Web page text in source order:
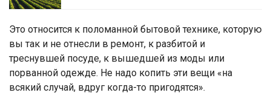
Это относится к поломанной бытовой технике, которую
вы так и не отнесли в ремонт, к разбитой и
треснувшей посуде, к вышедшей из моды или
порванной одежде. Не надо копить эти вещи «на
всякий случай, вдруг когда-то пригодятся».